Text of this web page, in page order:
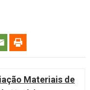
Materiais de